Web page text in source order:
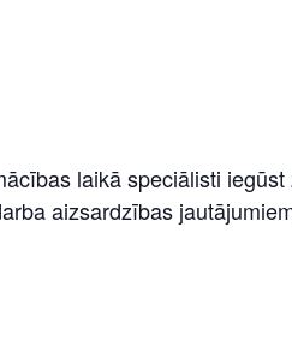
laikā speciālisti
aizsardzības